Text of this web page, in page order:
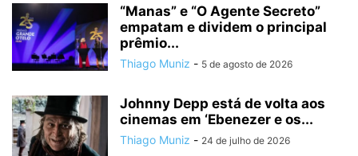
“Manas” e “O Agente Secreto”
empatam e dividem o principal
prêmio...
Thiago Muniz - 5 de agosto de 2026
Johnny Depp está de volta aos
cinemas em ‘Ebenezer e os...
Thiago Muniz - 24 de julho de 2026